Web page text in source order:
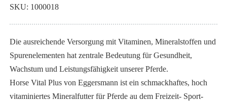
springen
Die ausreichende Versorgung mit Vitaminen, Mineralstoffen und
Spurenelementen hat zentrale Bedeutung für Gesundheit,
Wachstum und Leistungsfähigkeit unserer Pferde.
Horse Vital Plus von Eggersmann ist ein schmackhaftes, hoch
vitaminiertes Mineralfutter für Pferde au dem Freizeit- Sport-
SKU 1000018